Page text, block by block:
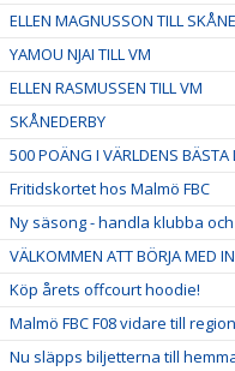
ELLEN MAGNUSSON TILL
YAMOU NJAI TILL VM
ELLEN RASMUSSEN TILL VM
SKÅNEDERBY
500 POÄNG I VÄRLDENS BÄSTA
Fritidskortet hos Malmö FBC
Ny säsong - handla klubba
VÄLKOMMEN ATT BÖRJA MED
Köp årets offcourt hoodie!
Malmö FBC F08 vidare till
Nu släpps biljetterna till